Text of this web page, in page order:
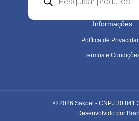
Informações
Política de
Termos e
© 2026 Sakpel - CNPJ
Desenvolvido por